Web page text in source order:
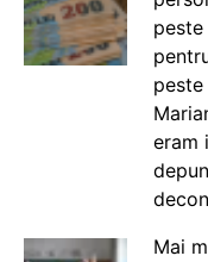
eram
Mai